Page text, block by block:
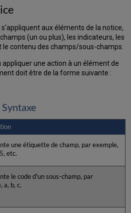
s'appliquent aux éléments de la notice,
(un ou plus), les indicateurs, les
contenu des champs/sous-champs.
une action à un élément de
doit être de la forme suivante :
Syntaxe
une étiquette de champ, par exemple,
etc.
le code d'un sous-champ, par
a, b, c.